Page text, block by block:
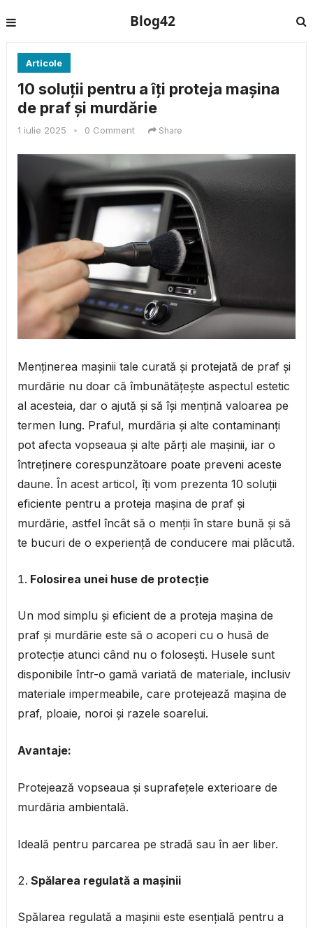
Blog42
Articole
10 soluții pentru a îți proteja mașina
de praf și murdărie
1 iulie 2025 • 0 Comment Share
Menținerea mașinii tale curată și protejată de praf și
murdărie nu doar că îmbunătățește aspectul estetic
al acesteia, dar o ajută și să își mențină valoarea pe
termen lung. Praful, murdăria și alte contaminanți
pot afecta vopseaua și alte părți ale mașinii, iar o
întreținere corespunzătoare poate preveni aceste
daune. În acest articol, îți vom prezenta 10 soluții
eficiente pentru a proteja mașina de praf și
murdărie, astfel încât să o menții în stare bună și să
te bucuri de o experiență de conducere mai plăcută.
Folosirea unei huse de protecție
Un mod simplu și eficient de a proteja mașina de
praf și murdărie este să o acoperi cu o husă de
protecție atunci când nu o folosești. Husele sunt
disponibile într-o gamă variată de materiale, inclusiv
materiale impermeabile, care protejează mașina de
praf, ploaie, noroi și razele soarelui.
Avantaje:
Protejează vopseaua și suprafețele exterioare de
murdăria ambientală.
Ideală pentru parcarea pe stradă sau în aer liber.
Spălarea regulată a mașinii
Spălarea regulată a mașinii este esențială pentru a